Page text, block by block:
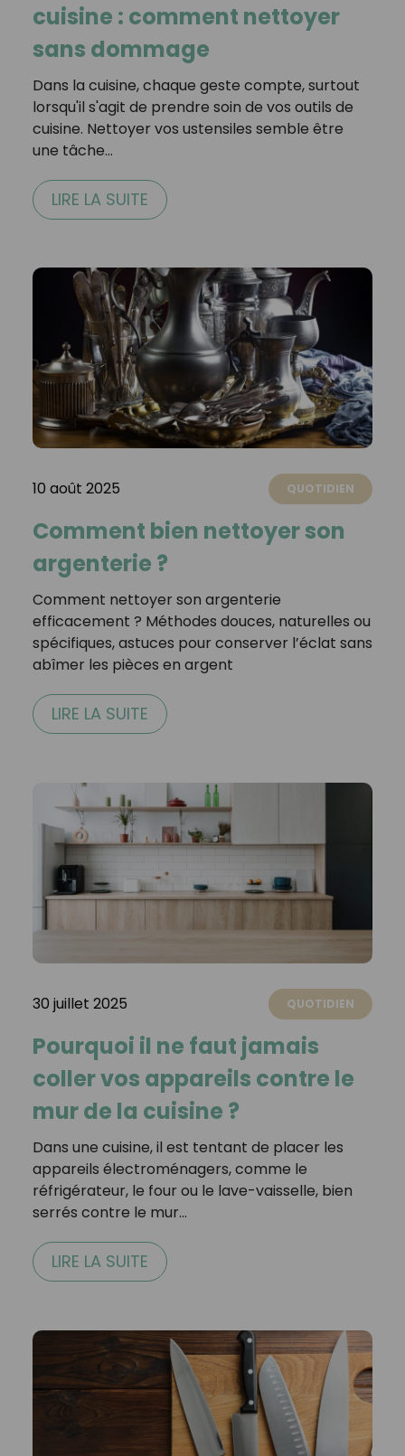
cuisine : comment nettoyer
sans dommage
Dans la cuisine, chaque geste compte, surtout
lorsqu'il s'agit de prendre soin de vos outils de
cuisine. Nettoyer vos ustensiles semble être
une tâche…
LIRE LA SUITE
10 août 2025 QUOTIDIEN
Comment bien nettoyer son
argenterie ?
Comment nettoyer son argenterie
efficacement ? Méthodes douces, naturelles ou
spécifiques, astuces pour conserver l’éclat sans
abîmer les pièces en argent
LIRE LA SUITE
30 juillet 2025 QUOTIDIEN
Pourquoi il ne faut jamais
coller vos appareils contre le
mur de la cuisine ?
Dans une cuisine, il est tentant de placer les
appareils électroménagers, comme le
réfrigérateur, le four ou le lave-vaisselle, bien
serrés contre le mur…
LIRE LA SUITE